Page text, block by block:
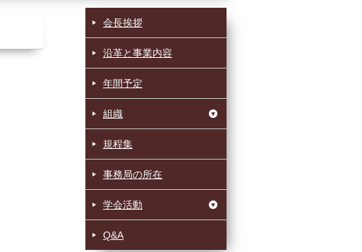
会長挨拶
沿革と事業内容
年間予定
組織
規程集
事務局の所在
学会活動
Q&A